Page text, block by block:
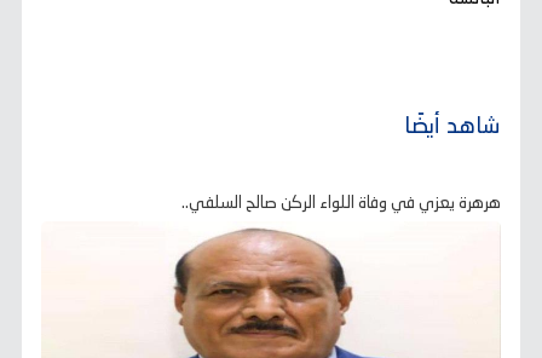
شاهد أيضًا
هرهرة يعزي في وفاة اللواء الركن صالح السلفي..